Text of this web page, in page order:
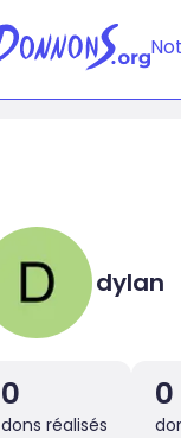
dylan
0
dons réalisés
0